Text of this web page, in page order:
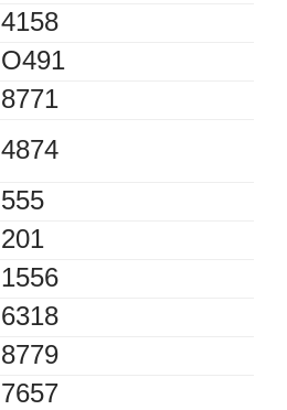
4158
O491
8771
4874
555
201
1556
6318
8779
7657